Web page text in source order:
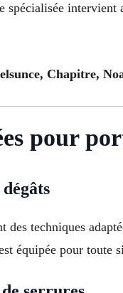
spécialisée
Chapitre,
pour
techniques
équipée pour toute